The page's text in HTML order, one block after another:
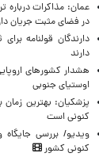
عمان: مذاکرات درباره
در فضای مثبت جریان
دارند
هشدار کشورهای
اوستیای جنوبی
پزشکیان‌: بهترین زمان
کنونی است
ویدیو/ بررسی
کنونی کشور